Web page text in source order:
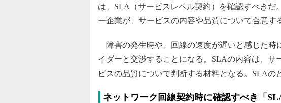
は、SLA（サービスレベル契約）を確認すべき
ー企業が、サービスの内容や品質について合意す
障害の発生時や、回線の速度が遅いと感じた時
イダーと交渉することになる。SLAの内容は、サ
ビスの品質について判断する材料となる。SLAの
ネットワーク回線契約時に確認すべき「